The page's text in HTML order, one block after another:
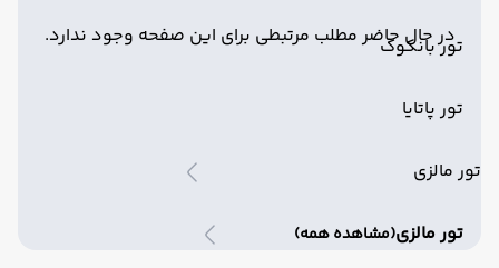
تور بانکوک
تور پاتایا
تور مالزی
تور مالزی(مشاهده همه)
در حال حاضر مطلب مرتبطی برای این صفحه وجود ندارد.